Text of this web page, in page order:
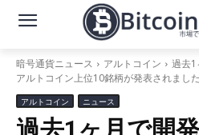
暗号通貨ニュース アルトコイン
過去1
アルトコイン上位10銘柄が発表されまし
アルトコイン ニュース
過去1ヶ月で開